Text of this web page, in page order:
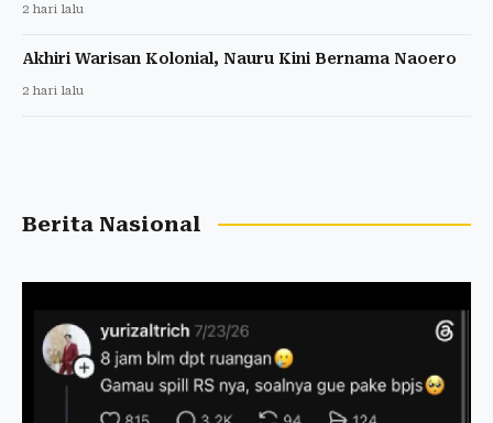
2 hari lalu
Akhiri Warisan Kolonial, Nauru Kini Bernama Naoero
2 hari lalu
Berita Nasional